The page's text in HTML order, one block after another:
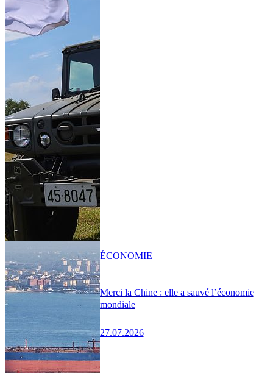
Merci la Chine : elle a sauvé l’économie
mondiale
27.07.2026
ÉCONOMIE